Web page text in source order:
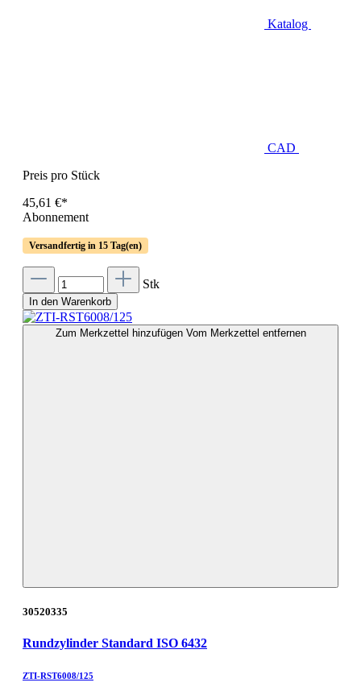
Katalog
CAD
Preis pro Stück
45,61 €*
Abonnement
Versandfertig in 15 Tag(en)
Stk
In den Warenkorb
Zum Merkzettel hinzufügen Vom Merkzettel entfernen
30520335
Rundzylinder Standard ISO 6432
ZTI-RST6008/125